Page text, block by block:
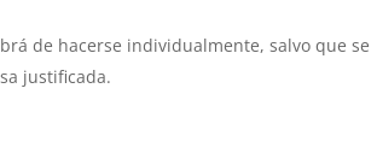
de hacerse individualmente, salvo que se
justificada.